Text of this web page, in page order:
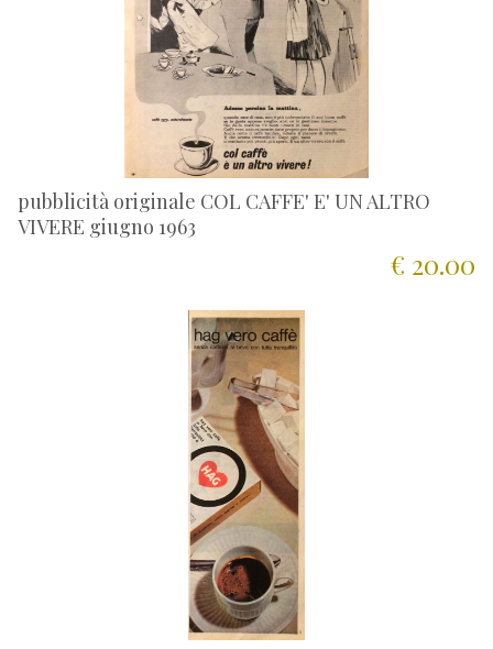
pubblicità originale COL CAFFE' E' UN ALTRO
VIVERE giugno 1963
€ 20.00